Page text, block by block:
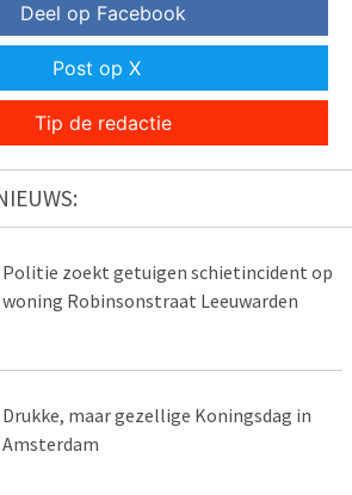
Deel op Facebook
Post op X
Tip de redactie
Politie zoekt getuigen schietincident op
woning Robinsonstraat Leeuwarden
Drukke, maar gezellige Koningsdag in
Amsterdam